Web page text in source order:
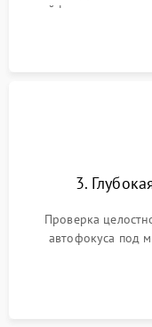
шлейфов и
линзовых групп
3.
Проверка
автофокуса под
электромагнитного
от пыли, следов